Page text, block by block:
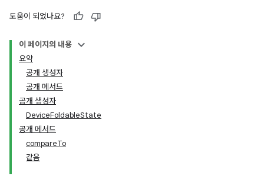
도움이 되었나요?
이 페이지의 내용
요약
공개 생성자
공개 메서드
공개 생성자
DeviceFoldableState
공개 메서드
compareTo
같음